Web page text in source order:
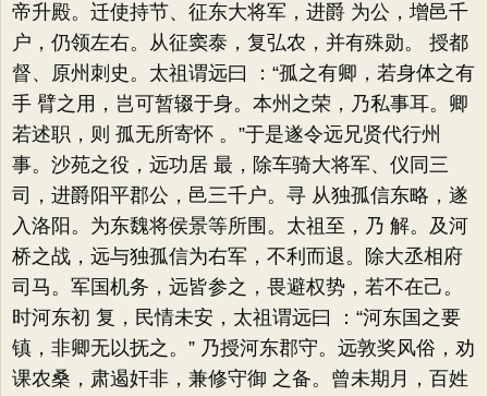
帝升殿。迁使持节、征东大将军，进爵 为公，增邑千
户，仍领左右。从征窦泰，复弘农，并有殊勋。 授都
督、原州刺史。太祖谓远曰 ：“孤之有卿，若身体之有
手 臂之用，岂可暂辍于身。本州之荣，乃私事耳。卿
若述职，则 孤无所寄怀 。”于是遂令远兄贤代行州
事。沙苑之役，远功居 最，除车骑大将军、仪同三
司，进爵阳平郡公，邑三千户。寻 从独孤信东略，遂
入洛阳。为东魏将侯景等所围。太祖至，乃 解。及河
桥之战，远与独孤信为右军，不利而退。除大丞相府
司马。军国机务，远皆参之，畏避权势，若不在己。
时河东初 复，民情未安，太祖谓远曰 ：“河东国之要
镇，非卿无以抚之。” 乃授河东郡守。远敦奖风俗，劝
课农桑，肃遏奸非，兼修守御 之备。曾未期月，百姓